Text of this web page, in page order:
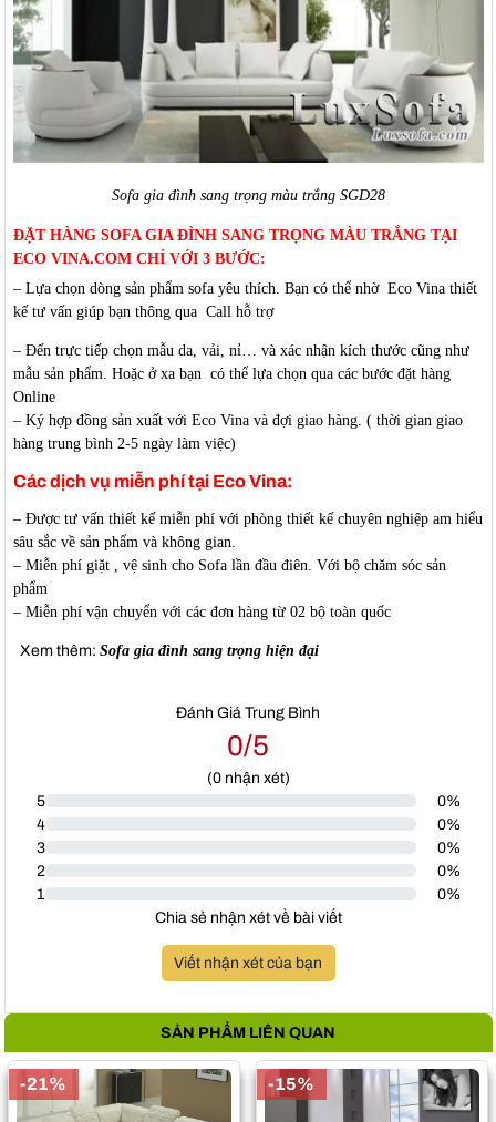
Sofa gia đình sang trọng màu trắng SGD28
ĐẶT HÀNG SOFA GIA ĐÌNH SANG TRỌNG MÀU TRẮNG TẠI
ECO VINA.COM CHỈ VỚI 3 BƯỚC:
– Lựa chọn dòng sản phẩm sofa yêu thích. Bạn có thể nhờ Eco Vina thiết
kế tư vấn giúp bạn thông qua Call hỗ trợ
– Đến trực tiếp chọn mẫu da, vải, nỉ… và xác nhận kích thước cũng như
mẫu sản phẩm. Hoặc ở xa bạn có thể lựa chọn qua các bước đặt hàng
Online
– Ký hợp đồng sản xuất với Eco Vina và đợi giao hàng. ( thời gian giao
hàng trung bình 2-5 ngày làm việc)
Các dịch vụ miễn phí tại Eco Vina:
– Được tư vấn thiết kế miễn phí với phòng thiết kế chuyên nghiệp am hiểu
sâu sắc về sản phẩm và không gian.
– Miễn phí giặt , vệ sinh cho Sofa lần đầu điên. Với bộ chăm sóc sản
phẩm
– Miễn phí vận chuyển với các đơn hàng từ 02 bộ toàn quốc
Xem thêm: Sofa gia đình sang trọng hiện đại
Đánh Giá Trung Bình
0/5
(0nhận xét)
5
0%
4
0%
3
0%
2
0%
1
0%
Chia sẻ nhận xét về bài viết
Viết nhận xét của bạn
SẢN PHẨM LIÊN QUAN
-21% -15%